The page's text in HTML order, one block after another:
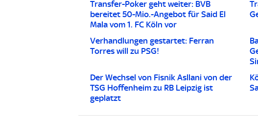
Transfer-Poker geht weiter: BVB
bereitet 50-Mio.-Angebot für Said El
Mala vom 1. FC Köln vor
Verhandlungen gestartet: Ferran
Torres will zu PSG!
Der Wechsel von Fisnik Asllani von der
TSG Hoffenheim zu RB Leipzig ist
geplatzt